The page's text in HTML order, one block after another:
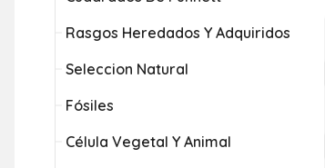
Rasgos Heredados Y Adquiridos
Seleccion Natural
Fósiles
Célula Vegetal Y Animal